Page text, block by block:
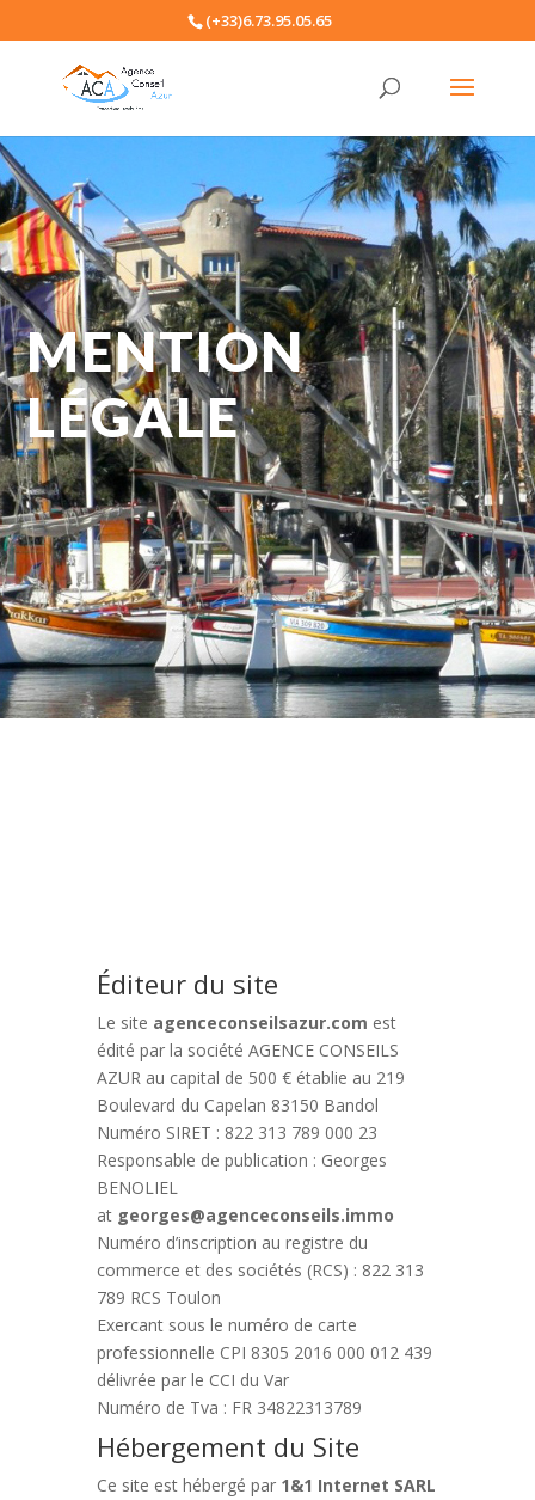
(+33)6.73.95.05.65
MENTION
LÉGALE
Éditeur du site
Le site agenceconseilsazur.com est
édité par la société AGENCE CONSEILS
AZUR au capital de 500 € établie au 219
Boulevard du Capelan 83150 Bandol
Numéro SIRET : 822 313 789 000 23
Responsable de publication : Georges
BENOLIEL
at georges@agenceconseils.immo
Numéro d’inscription au registre du
commerce et des sociétés (RCS) : 822 313
789 RCS Toulon
Exercant sous le numéro de carte
professionnelle CPI 8305 2016 000 012 439
délivrée par le CCI du Var
Numéro de Tva : FR 34822313789
Hébergement du Site
Ce site est hébergé par 1&1 Internet SARL